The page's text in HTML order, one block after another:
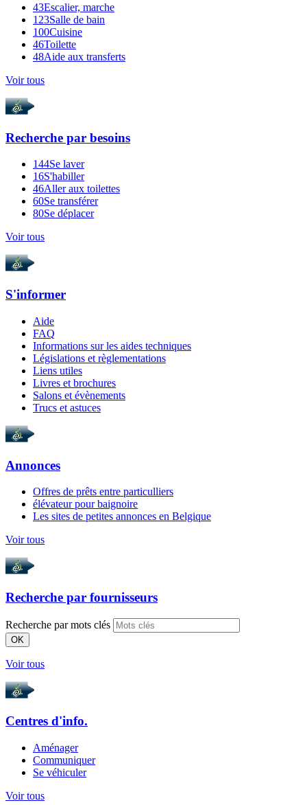
43Escalier, marche
123Salle de bain
100Cuisine
46Toilette
48Aide aux transferts
Voir tous
Recherche par besoins
144Se laver
16S'habiller
46Aller aux toilettes
60Se transférer
80Se déplacer
Voir tous
S'informer
Aide
FAQ
Informations sur les aides techniques
Législations et règlementations
Liens utiles
Livres et brochures
Salons et évènements
Trucs et astuces
Annonces
Offres de prêts entre particulliers
élévateur pour baignoire
Les sites de petites annonces en Belgique
Voir tous
Recherche par fournisseurs
Recherche par mots clés
OK
Voir tous
Centres d'info.
Aménager
Communiquer
Se véhiculer
Voir tous